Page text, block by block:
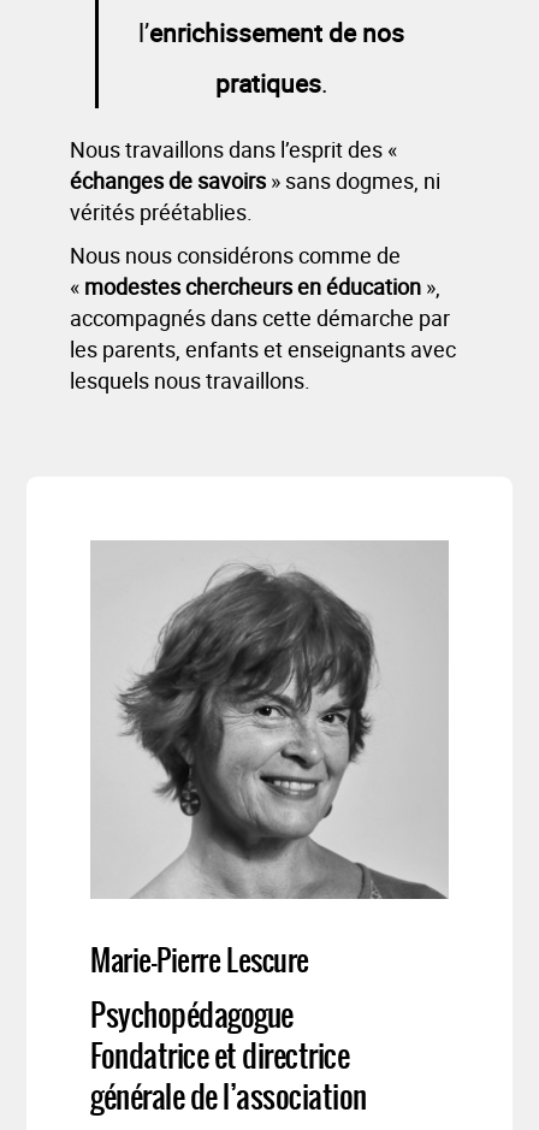
l’enrichissement de nos
pratiques.
Nous travaillons dans l’esprit des «
échanges de savoirs» sans dogmes, ni
vérités préétablies.
Nous nous considérons comme de
« modestes chercheurs en éducation»,
accompagnés dans cette démarche par
les parents, enfants et enseignants avec
lesquels nous travaillons.
Marie-Pierre Lescure
Psychopédagogue
Fondatrice et directrice
générale de l’association